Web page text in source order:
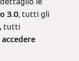
3.0, tutti gli
tutti